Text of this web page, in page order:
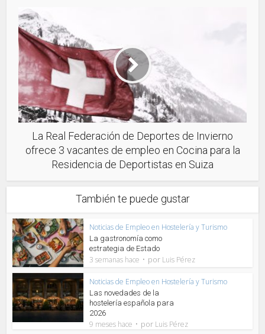
La Real Federación de Deportes de Invierno
ofrece 3 vacantes de empleo en Cocina para la
Residencia de Deportistas en Suiza
También te puede gustar
Noticias de Empleo en Hostelería y Turismo
La gastronomía como
estrategia de Estado
3 semanas hace por Luis Pérez
Noticias de Empleo en Hostelería y Turismo
Las novedades de la
hostelería española para
2026
9 meses hace por Luis Pérez